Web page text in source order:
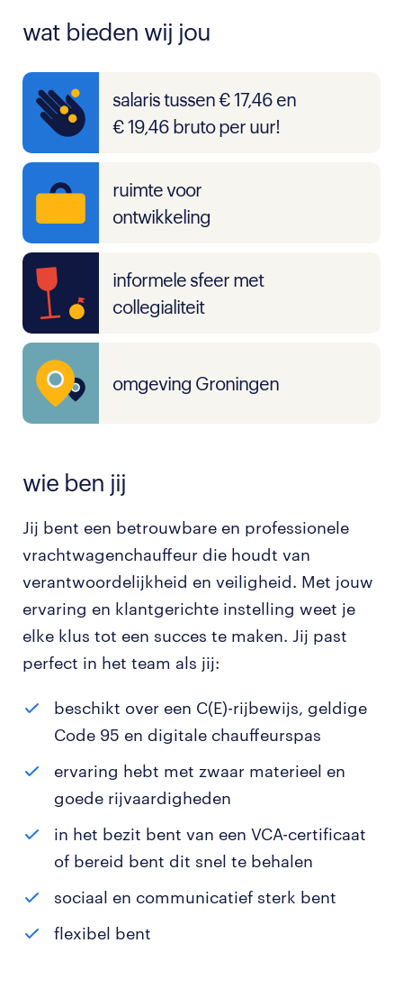
wat bieden wij jou
salaris tussen € 17,46 en
€ 19,46 bruto per uur!
ruimte voor
ontwikkeling
informele sfeer met
collegialiteit
omgeving Groningen
wie ben jij
Jij bent een betrouwbare en professionele
vrachtwagenchauffeur die houdt van
verantwoordelijkheid en veiligheid. Met jouw
ervaring en klantgerichte instelling weet je
elke klus tot een succes te maken. Jij past
perfect in het team als jij:
beschikt over een C(E)-rijbewijs, geldige
Code 95 en digitale chauffeurspas
ervaring hebt met zwaar materieel en
goede rijvaardigheden
in het bezit bent van een VCA-certificaat
of bereid bent dit snel te behalen
sociaal en communicatief sterk bent
flexibel bent